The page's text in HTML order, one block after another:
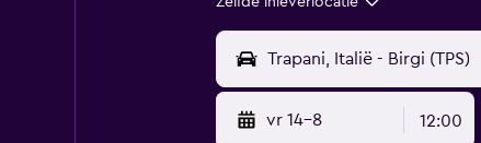
vr 14-8 12:00